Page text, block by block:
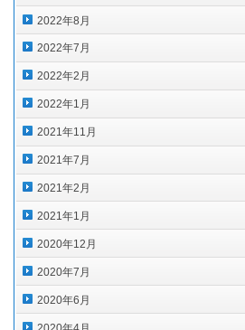
2022年8月
2022年7月
2022年2月
2022年1月
2021年11月
2021年7月
2021年2月
2021年1月
2020年12月
2020年7月
2020年6月